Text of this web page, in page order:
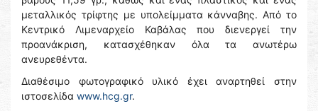
μεταλλικός τρίφτης με υπολείμματα κάνναβης. Από το
Κεντρικό Λιμεναρχείο Καβάλας που διενεργεί την
προανάκριση, κατασχέθηκαν όλα τα ανωτέρω
ανευρεθέντα.
Διαθέσιμο φωτογραφικό υλικό έχει αναρτηθεί στην
ιστοσελίδα www.hcg.gr.